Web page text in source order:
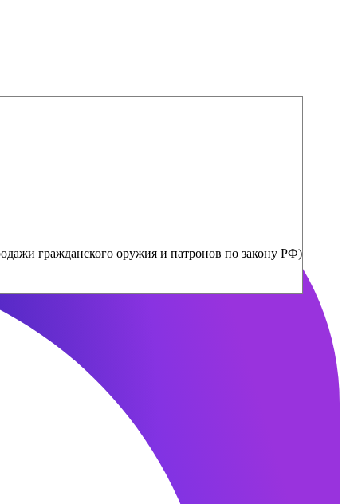
гражданского оружия и патронов по закону РФ)